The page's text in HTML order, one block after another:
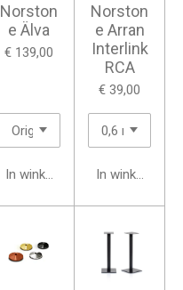
Norston
e Älva
€ 139,00
In winkelwagen
Norston
e Arran
Interlink
RCA
€ 39,00
In winkelwagen